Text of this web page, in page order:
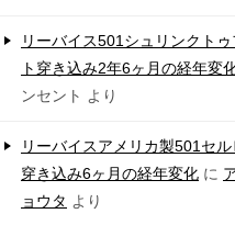
リーバイス501シュリンクトゥ
ト穿き込み2年6ヶ月の経年変
ンセント より
リーバイスアメリカ製501セル
穿き込み6ヶ月の経年変化 に
ョウタ より